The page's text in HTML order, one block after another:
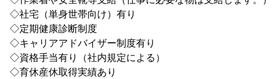
◇社宅（単身世帯向け）有り
◇定期健康診断制度
◇キャリアアドバイザー制度有り
◇資格手当有り（社内規定による）
◇育休産休取得実績あり